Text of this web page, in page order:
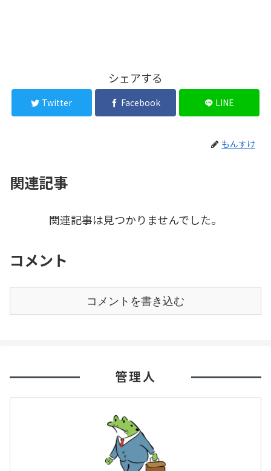
シェアする
Twitter Facebook LINE
もんすけ
関連記事
関連記事は見つかりませんでした。
コメント
コメントを書き込む
管理人